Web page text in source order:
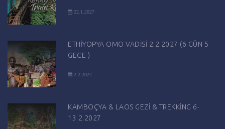
22.1.2027
ETHİYOPYA OMO VADİSİ 2.2.2027 (6 GÜN 5
GECE )
2.2.2027
KAMBOÇYA & LAOS GEZİ & TREKKİNG 6-
13.2.2027